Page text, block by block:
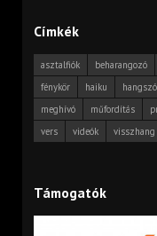
Címkék
asztalfiók beharangozó
fénykör
haiku
meghívó
műfordítás
vers
videók visszhang
Támogatók